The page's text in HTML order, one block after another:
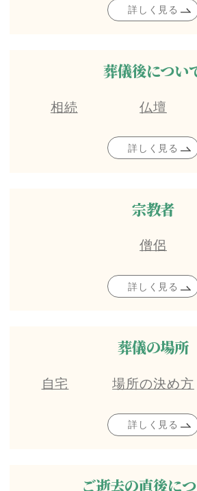
詳しく見る
葬儀後につい
相続 仏壇
詳しく見る
宗教者
僧侶
詳しく見る
葬儀の場所
自宅 場所の決め方
詳しく見る
ご逝去の直後に